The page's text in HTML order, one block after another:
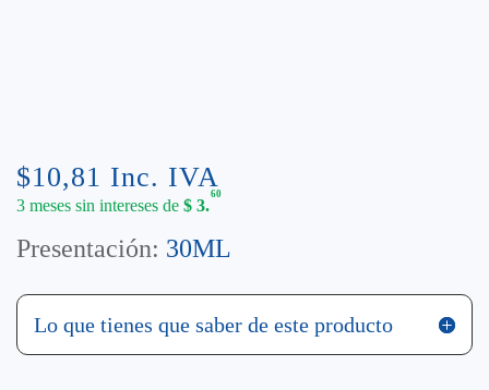
$10,81 Inc. IVA
3 meses sin intereses de $ 3.
60
Presentación: 30ML
Lo que tienes que saber de este producto